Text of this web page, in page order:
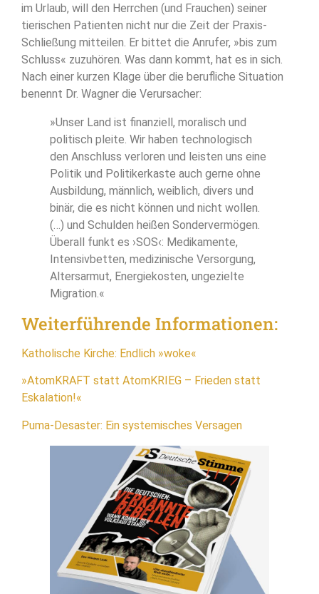
im Urlaub, will den Herrchen (und Frauchen) seiner
tierischen Patienten nicht nur die Zeit der Praxis-
Schließung mitteilen. Er bittet die Anrufer, »bis zum
Schluss« zuzuhören. Was dann kommt, hat es in sich.
Nach einer kurzen Klage über die berufliche Situation
benennt Dr. Wagner die Verursacher:
»Unser Land ist finanziell, moralisch und
politisch pleite. Wir haben technologisch
den Anschluss verloren und leisten uns eine
Politik und Politikerkaste auch gerne ohne
Ausbildung, männlich, weiblich, divers und
binär, die es nicht können und nicht wollen.
(…) und Schulden heißen Sondervermögen.
Überall funkt es ›SOS‹: Medikamente,
Intensivbetten, medizinische Versorgung,
Altersarmut, Energiekosten, ungezielte
Migration.«
Weiterführende Informationen:
Katholische Kirche: Endlich »woke«
»AtomKRAFT statt AtomKRIEG – Frieden statt
Eskalation!«
Puma-Desaster: Ein systemisches Versagen